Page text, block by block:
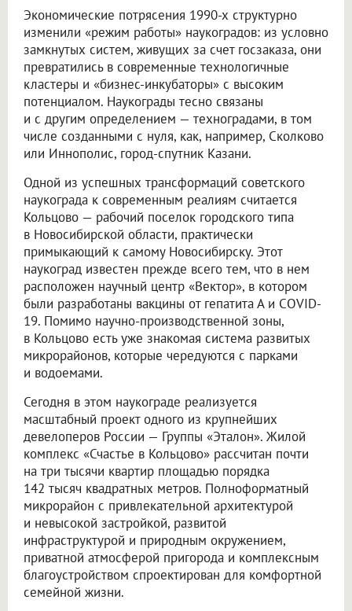
Экономические потрясения 1990-х структурно
изменили «режим работы» наукоградов: из условно
замкнутых систем, живущих за счет госзаказа, они
превратились в современные технологичные
кластеры и «бизнес-инкубаторы» с высоким
потенциалом. Наукограды тесно связаны
и с другим определением — техноградами, в том
числе созданными с нуля, как, например, Сколково
или Иннополис, город-спутник Казани.
Одной из успешных трансформаций советского
наукограда к современным реалиям считается
Кольцово — рабочий поселок городского типа
в Новосибирской области, практически
примыкающий к самому Новосибирску. Этот
наукоград известен прежде всего тем, что в нем
расположен научный центр «Вектор», в котором
были разработаны вакцины от гепатита А и COVID-
19. Помимо научно-производственной зоны,
в Кольцово есть уже знакомая система развитых
микрорайонов, которые чередуются с парками
и водоемами.
Сегодня в этом наукограде реализуется
масштабный проект одного из крупнейших
девелоперов России — Группы «Эталон». Жилой
комплекс «Счастье в Кольцово» рассчитан почти
на три тысячи квартир площадью порядка
142 тысяч квадратных метров. Полноформатный
микрорайон с привлекательной архитектурой
и невысокой застройкой, развитой
инфраструктурой и природным окружением,
приватной атмосферой пригорода и комплексным
благоустройством спроектирован для комфортной
семейной жизни.